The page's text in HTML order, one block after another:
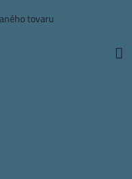
tovaru